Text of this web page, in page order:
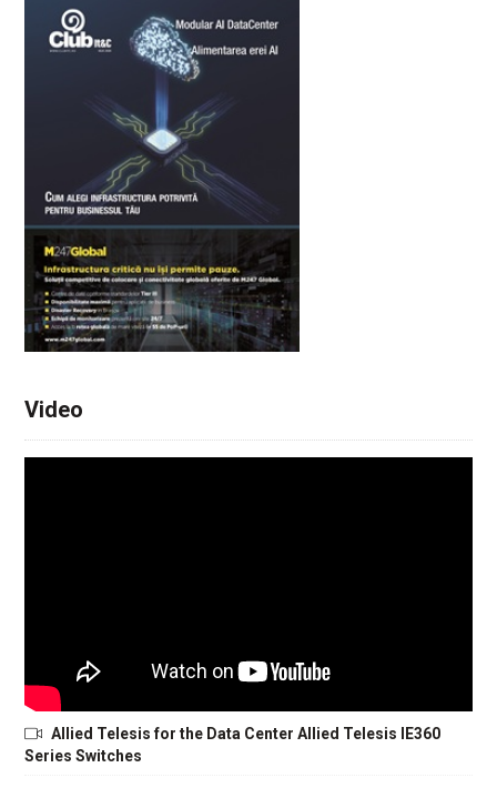
Video
Allied Telesis for the Data Center Allied Telesis IE360
Series Switches